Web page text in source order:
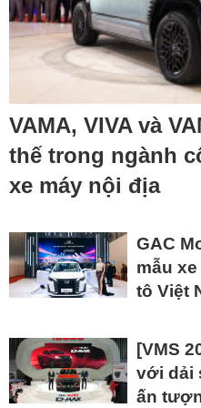
VAMA, VIVA và
thế trong ngành
xe máy nội địa
GAC
mẫu
tô Việt
[VMS
với dải
ấn